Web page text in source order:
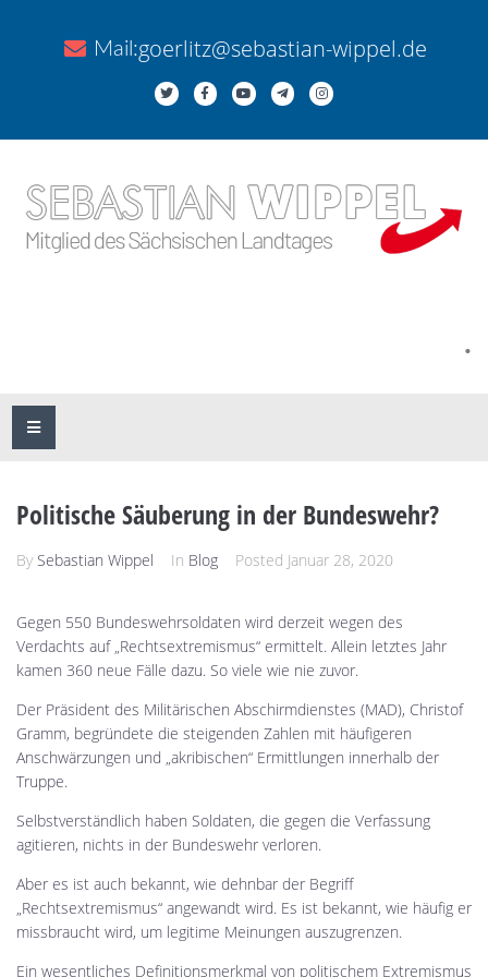
Mail:goerlitz@sebastian-wippel.de
.
Politische Säuberung in der Bundeswehr?
By Sebastian Wippel In Blog Posted Januar 28, 2020
Gegen 550 Bundeswehrsoldaten wird derzeit wegen des
Verdachts auf „Rechtsextremismus“ ermittelt. Allein letztes Jahr
kamen 360 neue Fälle dazu. So viele wie nie zuvor.
Der Präsident des Militärischen Abschirmdienstes (MAD), Christof
Gramm, begründete die steigenden Zahlen mit häufigeren
Anschwärzungen und „akribischen“ Ermittlungen innerhalb der
Truppe.
Selbstverständlich haben Soldaten, die gegen die Verfassung
agitieren, nichts in der Bundeswehr verloren.
Aber es ist auch bekannt, wie dehnbar der Begriff
„Rechtsextremismus“ angewandt wird. Es ist bekannt, wie häufig er
missbraucht wird, um legitime Meinungen auszugrenzen.
Ein wesentliches Definitionsmerkmal von politischem Extremismus